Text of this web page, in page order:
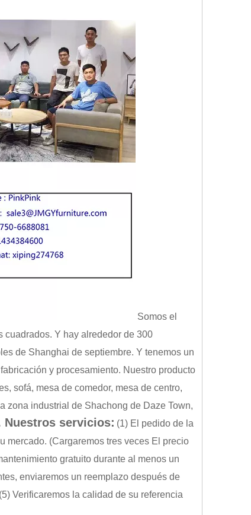
Somos el
cuadrados. Y hay alrededor de 300
de Shanghai de septiembre. Y tenemos un
y procesamiento. Nuestro producto
sofá, mesa de comedor, mesa de centro,
zona industrial de Shachong de Daze Town,
Nuestros servicios: (1) El pedido de la
mercado. (Cargaremos tres veces El precio
gratuito durante al menos un
enviaremos un reemplazo después de
(5) Verificaremos la calidad de su referencia